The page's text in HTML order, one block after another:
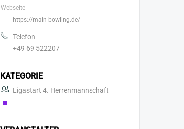
Webseite
https://main-bowling.de/
Telefon
+49 69 522207
KATEGORIE
Ligastart 4. Herrenmannschaft